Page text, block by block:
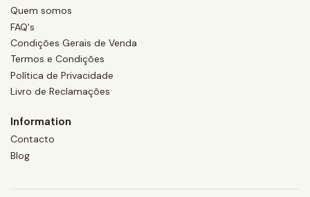
Quem somos
FAQ's
Condições Gerais de Venda
Termos e Condições
Política de Privacidade
Livro de Reclamações
Information
Contacto
Blog